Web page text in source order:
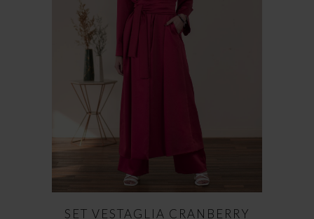
SET VESTAGLIA CRANBERRY